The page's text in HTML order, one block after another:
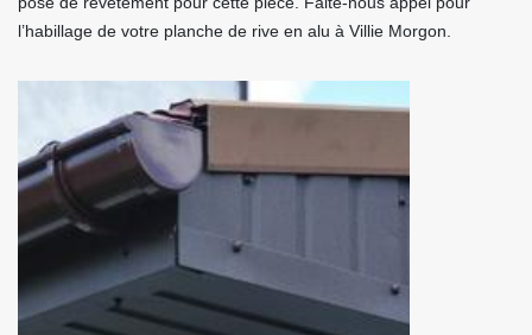
l’habillage de votre planche de rive en alu à Villie Morgon.